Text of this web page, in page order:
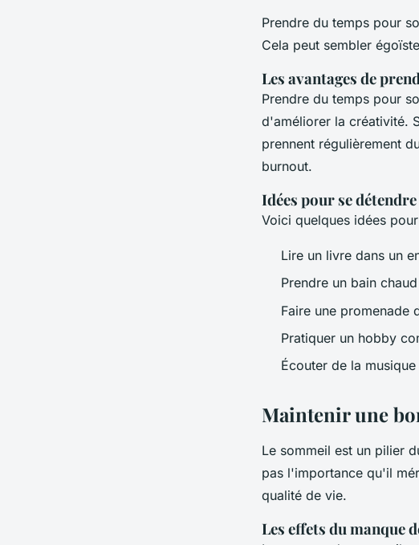
Prendre du temps pour
Cela peut sembler
Les avantages de
Prendre du temps pour
d'améliorer la créativité.
prennent régulièrement
burnout.
Idées pour se détendre
Voici quelques idées
Lire un livre dans un
Prendre un bain
Faire une promenade
Pratiquer un hobby
Écouter de la
Maintenir une
Le sommeil est un pilier
pas l'importance qu'il
qualité de vie.
Les effets du manque